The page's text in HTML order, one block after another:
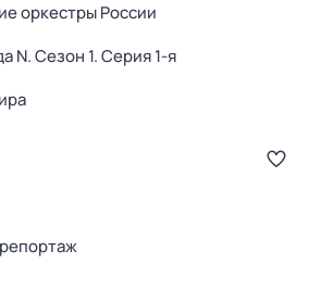
оркестры России
N. Сезон 1. Серия 1-я